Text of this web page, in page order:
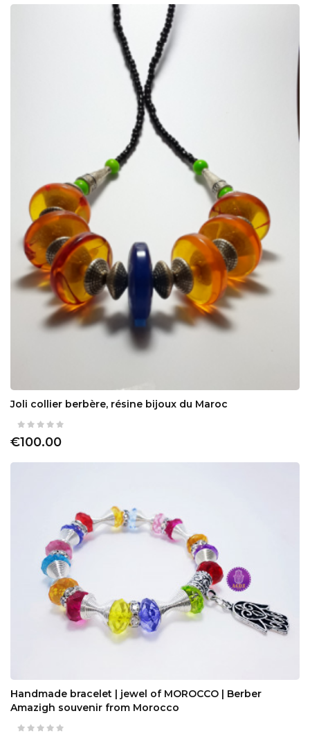
Joli collier berbère, résine bijoux du Maroc
€100.00
Handmade bracelet | jewel of MOROCCO | Berber
Amazigh souvenir from Morocco